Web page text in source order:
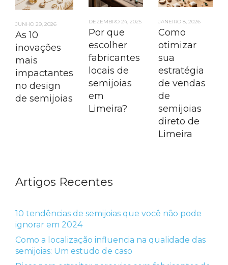
JUNHO 29, 2026
As 10
inovações
mais
impactantes
no design
de semijoias
DEZEMBRO 24, 2025
Por que
escolher
fabricantes
locais de
semijoias
em
Limeira?
JANEIRO 8, 2026
Como
otimizar
sua
estratégia
de vendas
de
semijoias
direto de
Limeira
Artigos Recentes
10 tendências de semijoias que você não pode
ignorar em 2024
Como a localização influencia na qualidade das
semijoias: Um estudo de caso